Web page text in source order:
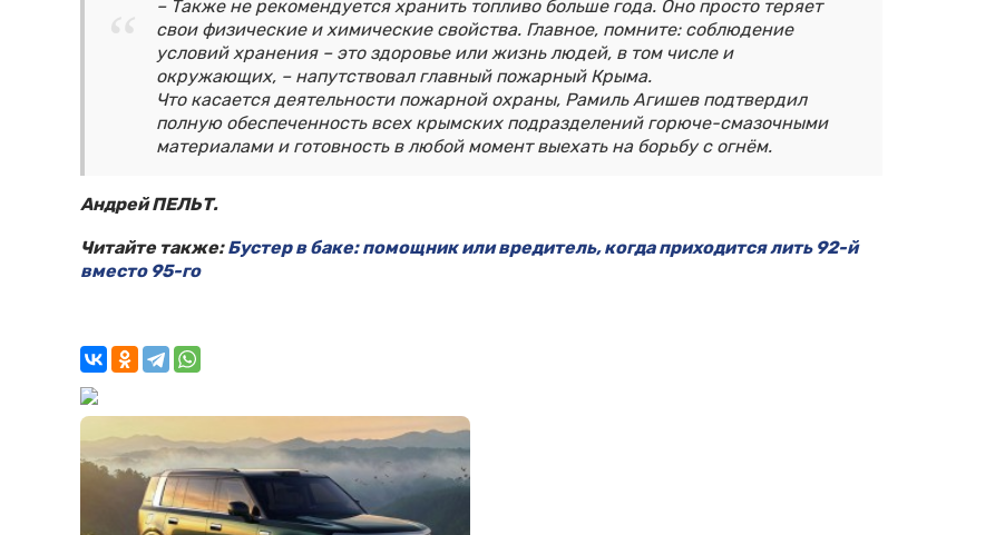
– Также не рекомендуется хранить топливо больше года. Оно просто теряет
свои физические и химические свойства. Главное, помните: соблюдение
условий хранения – это здоровье или жизнь людей, в том числе и
окружающих, – напутствовал главный пожарный Крыма.
Что касается деятельности пожарной охраны, Рамиль Агишев подтвердил
полную обеспеченность всех крымских подразделений горюче-смазочными
материалами и готовность в любой момент выехать на борьбу с огнём.
Андрей ПЕЛЬТ.
Читайте также:Бустер в баке: помощник или вредитель, когда приходится лить 92-й
вместо 95-го